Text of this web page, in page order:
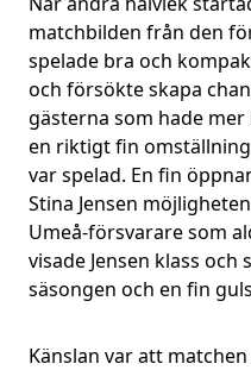
matchbilden från den
spelade bra och
och försökte skapa
gästerna som hade
en riktigt fin
var spelad. En fin
Stina Jensen
Umeå-försvarare som
visade Jensen klass
säsongen och en fin
Känslan var att